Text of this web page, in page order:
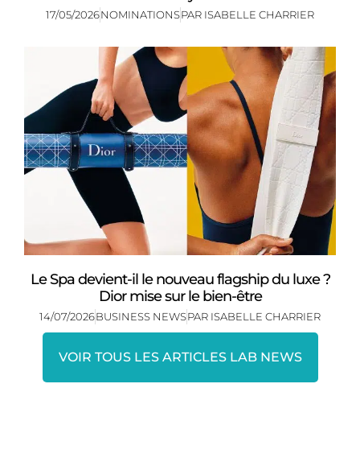
17/05/2026NOMINATIONSPAR ISABELLE CHARRIER
Le Spa devient-il le nouveau flagship du luxe ?
Dior mise sur le bien-être
14/07/2026BUSINESS NEWSPAR ISABELLE CHARRIER
VOIR TOUS LES ARTICLES LAB NEWS